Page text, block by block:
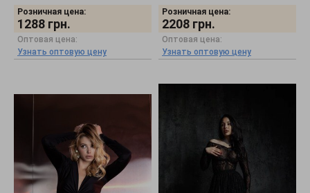
Розничная цена:
1288 грн.
Оптовая цена:
Узнать оптовую цену
Розничная цена:
2208 грн.
Оптовая цена:
Узнать оптовую цену